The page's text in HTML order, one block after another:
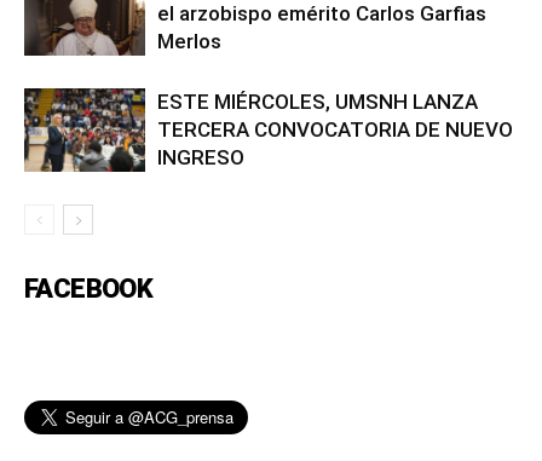
el arzobispo emérito Carlos Garfias
Merlos
ESTE MIÉRCOLES, UMSNH LANZA
TERCERA CONVOCATORIA DE NUEVO
INGRESO
FACEBOOK